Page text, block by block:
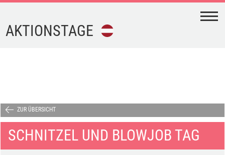
AKTIONSTAGE
KALENDER-
DOWNLOAD
AKTIONSTAGE
ZUR ÜBERSICHT
SCHNITZEL UND BLOWJOB TAG